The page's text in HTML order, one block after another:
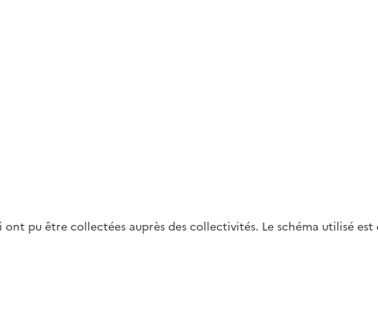
pu être collectées auprès des collectivités. Le schéma utilisé